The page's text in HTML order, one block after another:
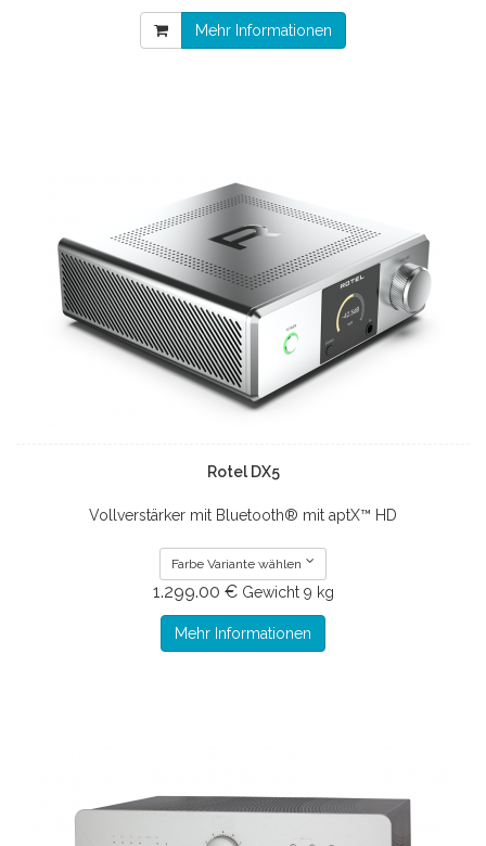
Mehr Informationen
Rotel DX5
Vollverstärker mit Bluetooth® mit aptX™ HD
Farbe Variante wählen
1.299.00 € Gewicht 9 kg
Mehr Informationen